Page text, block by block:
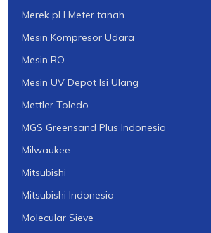
Merek pH Meter tanah
Mesin Kompresor Udara
Mesin RO
Mesin UV Depot Isi Ulang
Mettler Toledo
MGS Greensand Plus Indonesia
Milwaukee
Mitsubishi
Mitsubishi Indonesia
Molecular Sieve